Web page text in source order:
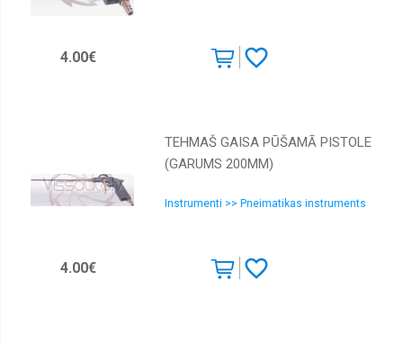
Slīpmašīnas
4.00€
TEHMAŠ GAISA PŪŠAMĀ PISTOLE
(GARUMS 200MM)
Instrumenti >> Pneimatikas instruments
4.00€